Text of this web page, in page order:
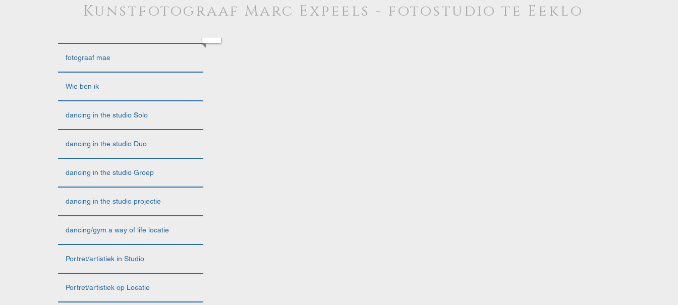
Kunstfotograaf Marc Expeels - fotostudio te Eeklo
fotograaf mae
Wie ben ik
dancing in the studio Solo
dancing in the studio Duo
dancing in the studio Groep
dancing in the studio projectie
dancing/gym a way of life locatie
Portret/artistiek in Studio
Portret/artistiek op Locatie